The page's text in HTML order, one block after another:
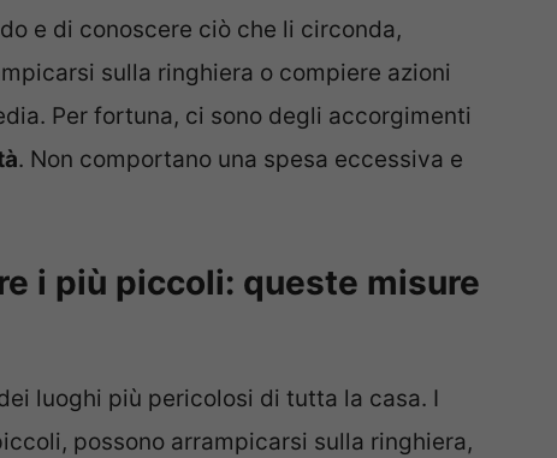
e di conoscere ciò che li circonda,
sulla ringhiera o compiere azioni
Per fortuna, ci sono degli accorgimenti
. Non comportano una spesa eccessiva e
i più piccoli: queste misure
luoghi più pericolosi di tutta la casa. I
possono arrampicarsi sulla ringhiera,